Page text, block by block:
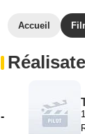
Accueil
-